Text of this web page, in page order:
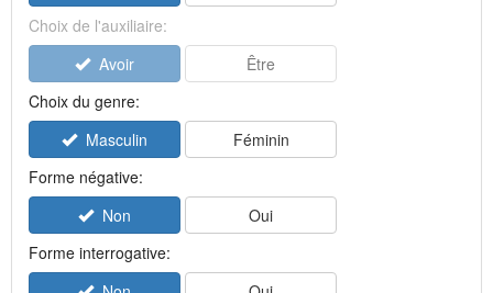
Choix de l'auxiliaire:
Avoir
Être
Choix du genre:
Masculin
Féminin
Forme négative:
Non
Oui
Forme interrogative: